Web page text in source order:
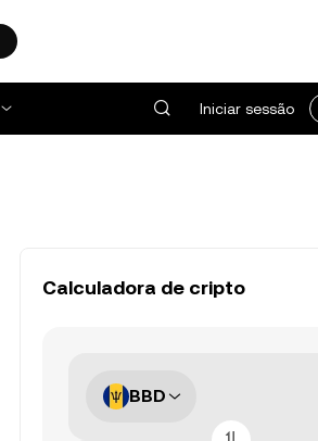
Iniciar sessão
Calculadora de cripto
BBD